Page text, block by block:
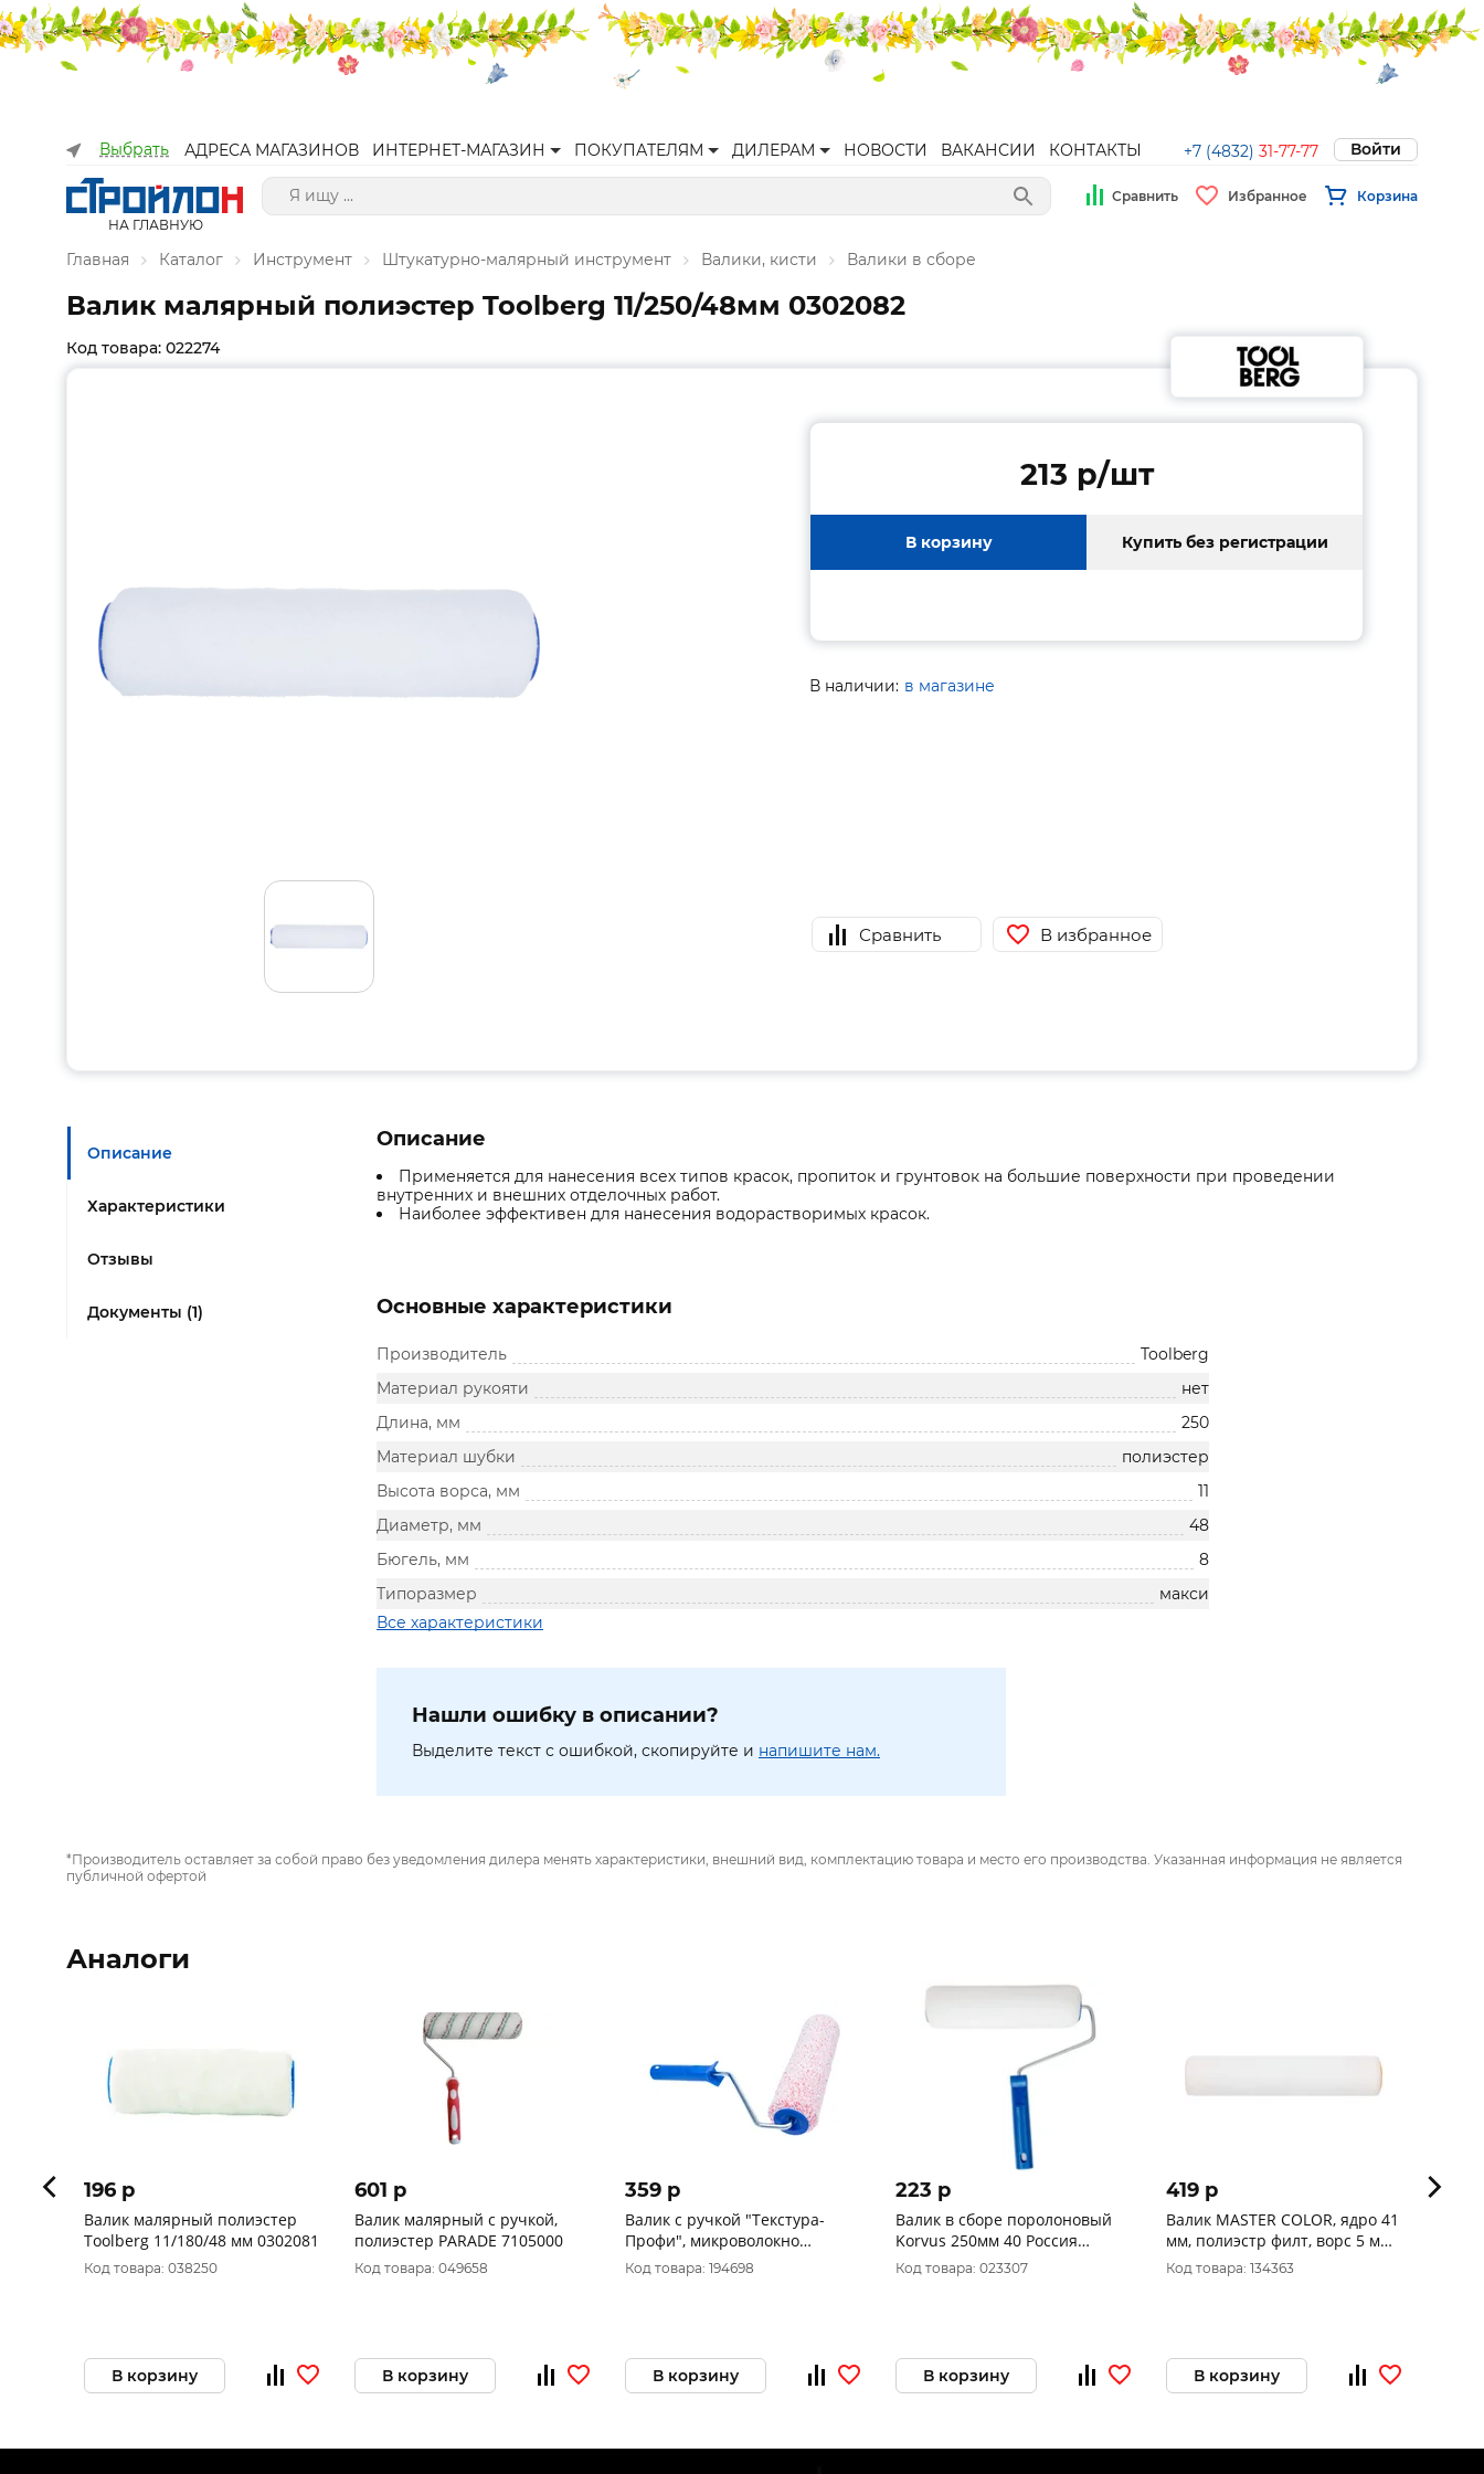
Выбрать АДРЕСА МАГАЗИНОВ ИНТЕРНЕТ-МАГАЗИН ПОКУПАТЕЛЯМ ДИЛЕРАМ НОВОСТИ ВАКАНСИИ КОНТАКТЫ +7 (4832) 31-77-77 Войти
НА ГЛАВНУЮ
Сравнить Избранное Корзина
Главная Каталог Инструмент Штукатурно-малярный инструмент Валики, кисти Валики в сборе
Валик малярный полиэстер Toolberg 11/250/48мм 0302082
Код товара: 022274
213 p/шт
В корзину Купить без регистрации
В наличии: в магазине
Сравнить В избранное
Описание
Характеристики
Отзывы
Документы (1)
Описание
Применяется для нанесения всех типов красок, пропиток и грунтовок на большие поверхности при проведении
внутренних и внешних отделочных работ.
Наиболее эффективен для нанесения водорастворимых красок.
Основные характеристики
Производитель
Toolberg
Материал рукояти
нет
Длина, мм
250
Материал шубки
полиэстер
Высота ворса, мм
11
Диаметр, мм
48
Бюгель, мм
8
Типоразмер
макси
Все характеристики
Нашли ошибку в описании?
Выделите текст с ошибкой, скопируйте и напишите нам.
*Производитель оставляет за собой право без уведомления дилера менять характеристики, внешний вид, комплектацию товара и место его производства. Указанная информация не является
публичной офертой
Аналоги
196 p
Валик малярный полиэстер
Toolberg 11/180/48 мм 0302081
Код товара: 038250
В корзину
601 p
Валик малярный с ручкой,
полиэстер PARADE 7105000
Код товара: 049658
В корзину
359 p
Валик с ручкой "Текстура-
Профи", микроволокно
9/250/48мм, D8мм 0230115
Код товара: 194698
В корзину
223 p
Валик в сборе поролоновый
Korvus 250мм 40 Россия
0306125
Код товара: 023307
В корзину
419 p
Валик MASTER COLOR, ядро 41
мм, полиэстр филт, ворс 5 мм,
под 8 мм ручку, 250 мм 30-
0687
Код товара: 134363
В корзину
491